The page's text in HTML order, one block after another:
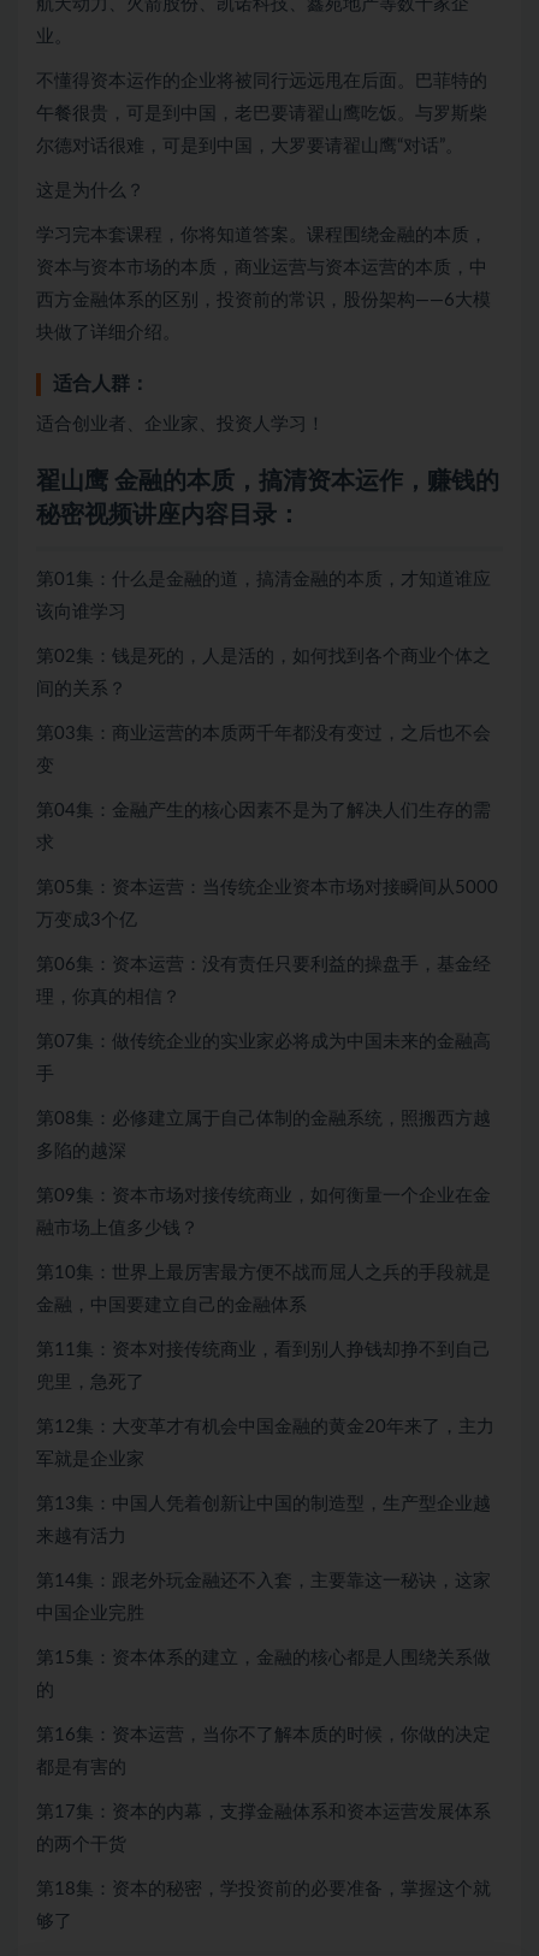
航天动力、火箭股份、凯诺科技、鑫苑地产等数十家企
业。
不懂得资本运作的企业将被同行远远甩在后面。巴菲特的
午餐很贵，可是到中国，老巴要请翟山鹰吃饭。与罗斯柴
尔德对话很难，可是到中国，大罗要请翟山鹰“对话”。
这是为什么？
学习完本套课程，你将知道答案。课程围绕金融的本质，
资本与资本市场的本质，商业运营与资本运营的本质，中
西方金融体系的区别，投资前的常识，股份架构——6大模
块做了详细介绍。
适合人群：
适合创业者、企业家、投资人学习！
翟山鹰 金融的本质，搞清资本运作，赚钱的
秘密视频讲座内容目录：
第01集：什么是金融的道，搞清金融的本质，才知道谁应
该向谁学习
第02集：钱是死的，人是活的，如何找到各个商业个体之
间的关系？
第03集：商业运营的本质两千年都没有变过，之后也不会
变
第04集：金融产生的核心因素不是为了解决人们生存的需
求
第05集：资本运营：当传统企业资本市场对接瞬间从5000
万变成3个亿
第06集：资本运营：没有责任只要利益的操盘手，基金经
理，你真的相信？
第07集：做传统企业的实业家必将成为中国未来的金融高
手
第08集：必修建立属于自己体制的金融系统，照搬西方越
多陷的越深
第09集：资本市场对接传统商业，如何衡量一个企业在金
融市场上值多少钱？
第10集：世界上最厉害最方便不战而屈人之兵的手段就是
金融，中国要建立自己的金融体系
第11集：资本对接传统商业，看到别人挣钱却挣不到自己
兜里，急死了
第12集：大变革才有机会中国金融的黄金20年来了，主力
军就是企业家
第13集：中国人凭着创新让中国的制造型，生产型企业越
来越有活力
第14集：跟老外玩金融还不入套，主要靠这一秘诀，这家
中国企业完胜
第15集：资本体系的建立，金融的核心都是人围绕关系做
的
第16集：资本运营，当你不了解本质的时候，你做的决定
都是有害的
第17集：资本的内幕，支撑金融体系和资本运营发展体系
的两个干货
第18集：资本的秘密，学投资前的必要准备，掌握这个就
够了